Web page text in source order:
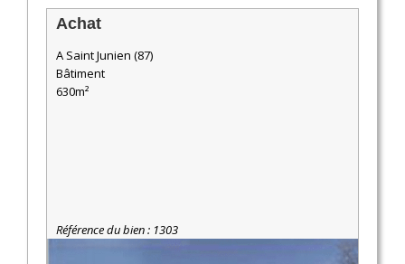
Achat
A Saint Junien (87)
Bâtiment
630m²
Référence du bien : 1303